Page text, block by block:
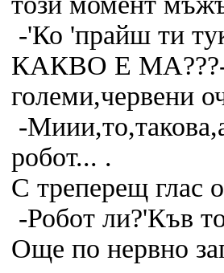
-'Ко 'прайш ти
КАКВО Е МА???-
големи,червени
-
робот... .
С треперещ глас
-Робот ли?'Къв
Още по нервно